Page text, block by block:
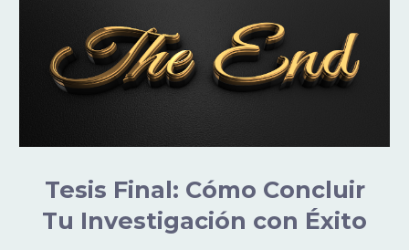
Tesis Final: Cómo Concluir
Tu Investigación con Éxito